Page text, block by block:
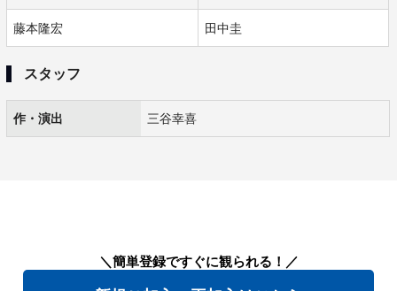
藤本隆宏 田中圭
スタッフ
作・演出 三谷幸喜
＼簡単登録ですぐに観られる！／